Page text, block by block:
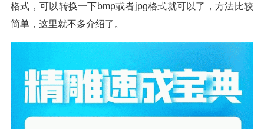
格式，可以转换一下bmp或者jpg格式就可以了，方法比较
简单，这里就不多介绍了。